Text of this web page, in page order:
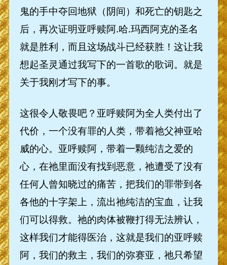
鬼的手中夺回地狱（阴间）和死亡的钥匙之
后，再次证明亚呼赎阿.哈.玛西阿克的圣名
就是胜利，而且这场战斗已经获胜！这让我
想起圣灵通过我写下的一首歌的歌词。就是
关于我刚才写下的事。
这很令人敬畏吧？亚呼赎阿为全人类付出了
代价，一个没有罪的人类，带着祂父神亚哈
威的心。亚呼赎阿，带着一颗纯洁之爱的
心，在祂里面没有找到恶意，祂遭受了没有
任何人曾知晓过的痛苦，把我们的罪带到各
各他的十字架上，流出祂纯洁的宝血，让我
们可以得救。祂的肉体被鞭打得无法辨认，
这样我们才能得医治，这就是我们的亚呼赎
阿，我们的救主，我们的弥赛亚，祂只希望